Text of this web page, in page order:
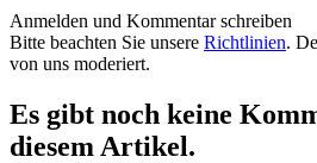
Anmelden und Kommentar schreiben
Bitte beachten Sie unsere Richtlinien.
von uns moderiert.
Es gibt noch keine
diesem Artikel.